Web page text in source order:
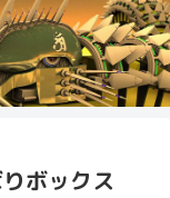
ボックス